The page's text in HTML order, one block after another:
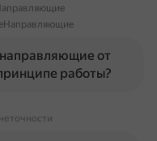
от
работы?